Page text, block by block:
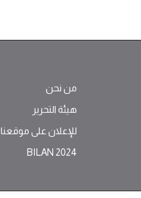
من نحن
هيئة التحرير
للإعلان على موقعنا
BILAN 2024